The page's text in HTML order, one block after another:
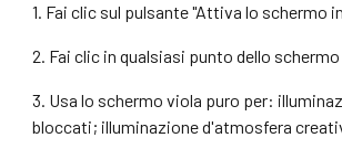
1. Fai clic sul pulsante "Attiva lo schermo
2. Fai clic in qualsiasi punto dello
3. Usa lo schermo viola puro per:
bloccati; illuminazione d'atmosfera